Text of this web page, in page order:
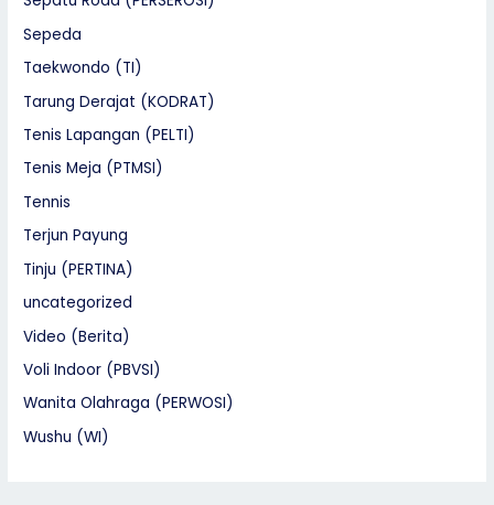
Sepeda
Taekwondo (TI)
Tarung Derajat (KODRAT)
Tenis Lapangan (PELTI)
Tenis Meja (PTMSI)
Tennis
Terjun Payung
Tinju (PERTINA)
uncategorized
Video (Berita)
Voli Indoor (PBVSI)
Wanita Olahraga (PERWOSI)
Wushu (WI)